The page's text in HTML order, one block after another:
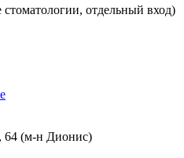
отдельный вход)
64 (м-н Дионис)